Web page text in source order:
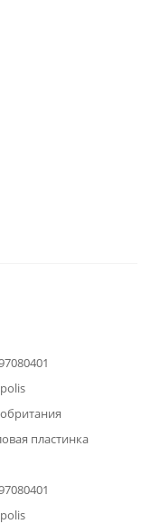
пластинка